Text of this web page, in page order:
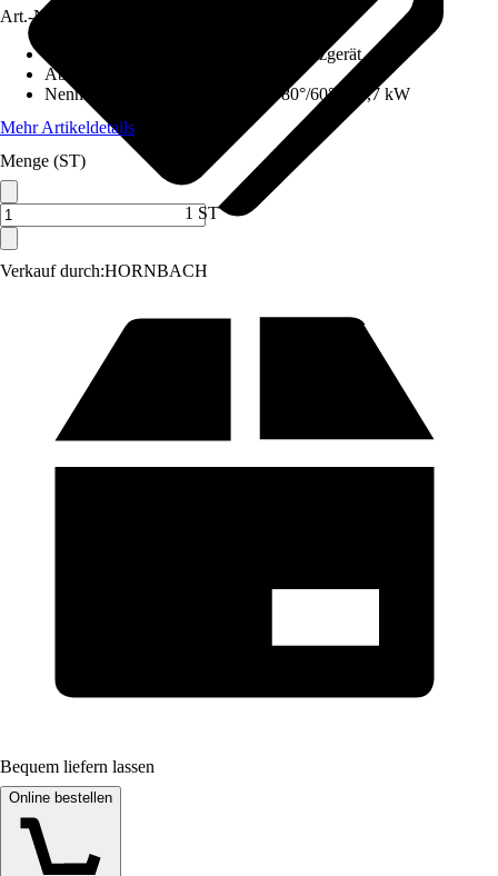
Verkauf durch:HORNBACH
Art.-Nr.
Set, Gas-Kombi-Wandheizgerät
Abgasanschluss
Nennwärmeleistung (Heizbetrieb 80°/60°)
19,7 kW
Mehr Artikeldetails
Menge (ST)
1 ST
Bequem liefern lassen
Online bestellen